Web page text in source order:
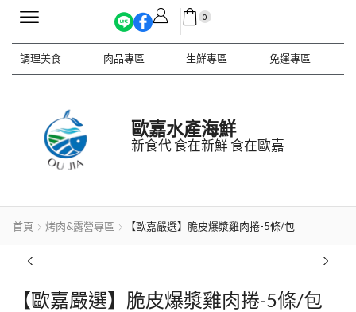
0
調理美食 肉品專區 生鮮專區 免運專區
歐嘉水產海鮮
新食代 食在新鮮 食在歐嘉
首頁 烤肉&露營專區 【歐嘉嚴選】脆皮爆漿雞肉捲-5條/包
【歐嘉嚴選】脆皮爆漿雞肉捲-5條/包